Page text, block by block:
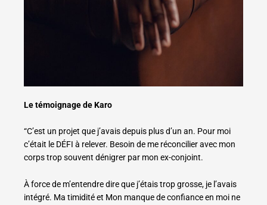
Le témoignage de Karo
“C’est un projet que j’avais depuis plus d’un an. Pour moi
c’était le DÉFI à relever. Besoin de me réconcilier avec mon
corps trop souvent dénigrer par mon ex-conjoint.
À force de m’entendre dire que j’étais trop grosse, je l’avais
intégré. Ma timidité et Mon manque de confiance en moi ne